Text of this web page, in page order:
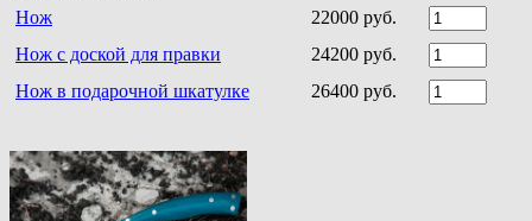
Нож
22000 руб.
Нож с доской для правки
24200 руб.
Нож в подарочной шкатулке
26400 руб.